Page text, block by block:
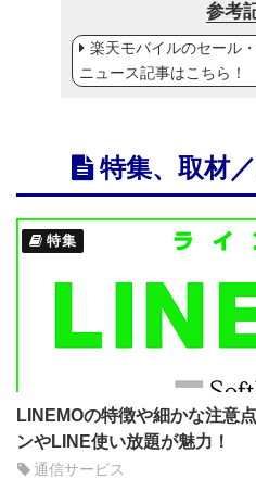
参考
楽天モバイルのセール
ニュース記事はこちら！
特集、取材
特集
LINEMOの特徴や細かな注意
ンやLINE使い放題が魅力！
通信サービス